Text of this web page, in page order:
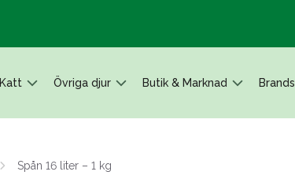
Katt Övriga djur Butik & Marknad Brands
Spån 16 liter – 1 kg